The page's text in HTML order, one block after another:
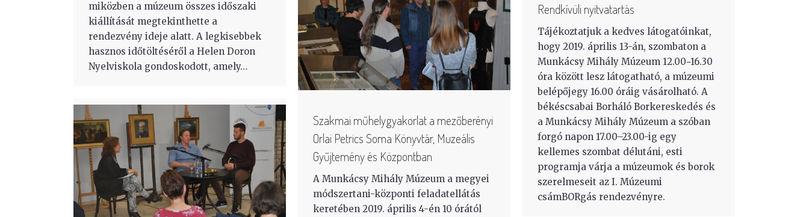
miközben a múzeum összes időszaki
kiállítását megtekinthette a
rendezvény ideje alatt. A legkisebbek
hasznos időtöltéséről a Helen Doron
Nyelviskola gondoskodott, amely…
Rendkívüli nyitvatartás
Tájékoztatjuk a kedves látogatóinkat,
hogy 2019. április 13-án, szombaton a
Munkácsy Mihály Múzeum 12.00−16.30
óra között lesz látogatható, a múzeumi
belépőjegy 16.00 óráig vásárolható. A
békéscsabai Borháló Borkereskedés és
a Munkácsy Mihály Múzeum a szóban
forgó napon 17.00–23.00-ig egy
kellemes szombat délutáni, esti
programja várja a múzeumok és borok
szerelmeseit az I. Múzeumi
csámBORgás rendezvényre.
Szakmai műhelygyakorlat a mezőberényi
Orlai Petrics Soma Könyvtár, Muzeális
Gyűjtemény és Központban
A Munkácsy Mihály Múzeum a megyei
módszertani-központi feladatellátás
keretében 2019. április 4-én 10 órától